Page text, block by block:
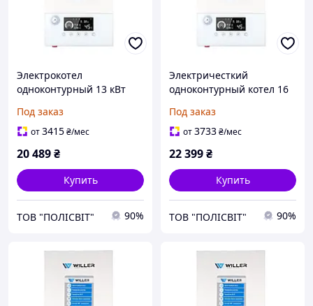
Электрокотел
одноконтурный 13 кВт
WF (PT213 Volt WF)
Под заказ
от3415₴/мес
20 489₴
Купить
ТОВ "ПОЛІСВІТ" 90%
Электричесткий
одноконтурный котел 16
Volt WF (PT316 Volt WF)
Под заказ
от3733₴/мес
22 399₴
Купить
ТОВ "ПОЛІСВІТ" 90%